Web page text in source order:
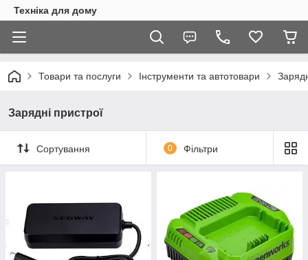
Техніка для дому
Товари та послуги Інструменти та автотовари
Зарядні пристрої
Сортування 0 Фільтри